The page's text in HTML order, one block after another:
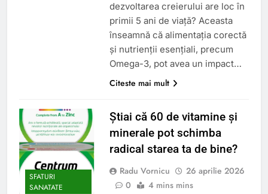
dezvoltarea creierului are loc în
primii 5 ani de viață? Aceasta
înseamnă că alimentația corectă
și nutrienții esențiali, precum
Omega-3, pot avea un impact…
Citeste mai mult
SFATURI
SANATATE
Știai că 60 de vitamine și
minerale pot schimba
radical starea ta de bine?
Radu Vornicu
26 aprilie 2026
0
4 mins mins